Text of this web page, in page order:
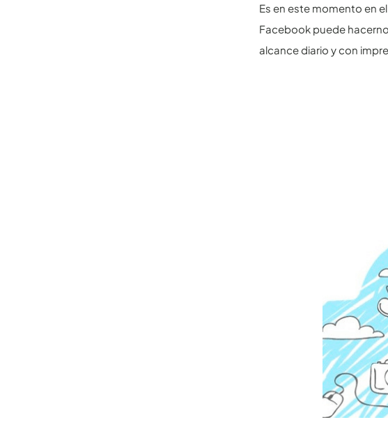
Es en este momento en
Facebook puede
alcance diario y con